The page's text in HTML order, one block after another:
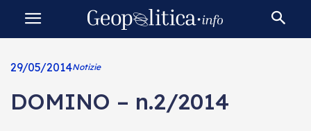
29/05/2014Notizie
DOMINO – n.2/2014